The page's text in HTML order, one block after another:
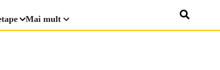
Mai mult